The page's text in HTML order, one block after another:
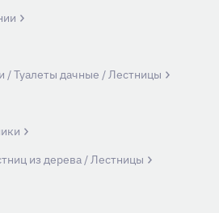
/ Туалеты дачные / Лестницы
из дерева / Лестницы